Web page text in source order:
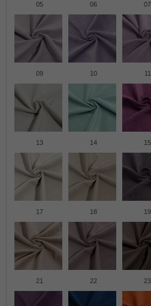
05 06 07
09 10 11
13 14 15
17 18 19
21 22 23